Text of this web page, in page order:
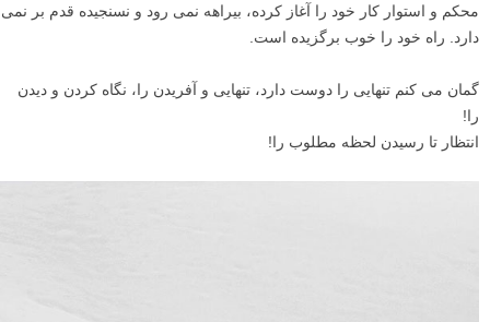
محکم و استوار کار خود را آغاز کرده، بیراهه نمی رود و نسنجیده قدم بر نمی
دارد. راه خود را خوب برگزیده است.
گمان می کنم تنهایی را دوست دارد، تنهایی و آفریدن را، نگاه کردن و دیدن
را!
انتظار تا رسیدن لحظه مطلوب را!